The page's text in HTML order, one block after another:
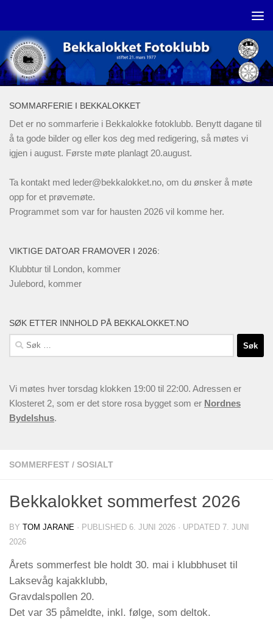
SOMMERFEST / SOSIALT
Bekkalokket sommerfest 2026
BY TOM JARANE · PUBLISHED 6. JUNI 2026 · UPDATED 7. JUNI
2026
Årets sommerfest ble holdt 30. mai i klubbhuset til
Laksevåg kajakklubb,
Gravdalspollen 20.
Det var 35 påmeldte, inkl. følge, som deltok.
SOMMARFERIE I BEKKALOKKET
Det er no sommarferie i Bekkalokke fotoklubb. Benytt dagane til
å ta gode bilder og eller kos deg med redigering, så møtes vi
igjen i august. Første møte planlagt 20.august.
Ta kontakt med leder@bekkalokket.no, om du ønsker å møte
opp for et prøvemøte.
Programmet som var for hausten 2026 vil komme her.
VIKTIGE DATOAR FRAMOVER I 2026:
Klubbtur til London, kommer
Julebord, kommer
SØK ETTER INNHOLD PÅ BEKKALOKKET.NO
Søk
etter:
Vi møtes hver torsdag klokken 19:00 til 22:00. Adressen er
Klosteret 2, som er det store rosa bygget som er Nordnes
Bydelshus.